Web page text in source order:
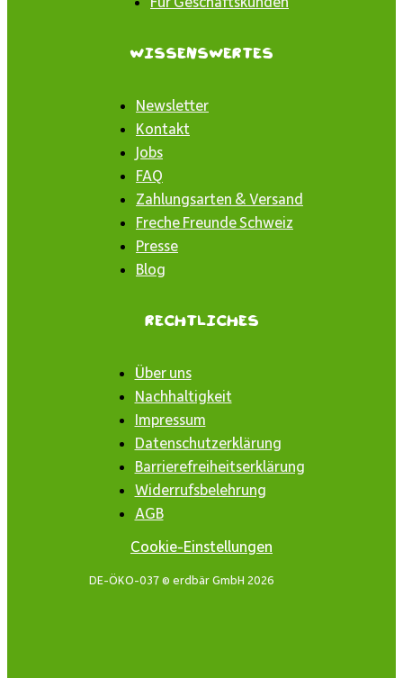
Wissenswertes
Newsletter
Kontakt
Jobs
FAQ
Zahlungsarten & Versand
Freche Freunde Schweiz
Presse
Blog
Rechtliches
Über uns
Nachhaltigkeit
Impressum
Datenschutzerklärung
Barrierefreiheitserklärung
Widerrufsbelehrung
AGB
Cookie-Einstellungen
DE-ÖKO-037 © erdbär GmbH 2026